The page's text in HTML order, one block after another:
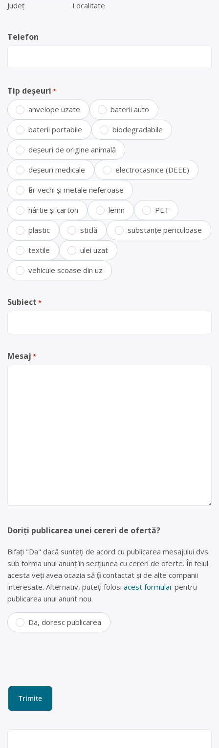
Județ Localitate
Telefon
Tip deșeuri *
anvelope uzate baterii auto
baterii portabile biodegradabile
deșeuri de origine animală
deșeuri medicale electrocasnice (DEEE)
fier vechi și metale neferoase
hârtie și carton lemn PET
plastic sticlă substanțe periculoase
textile ulei uzat
vehicule scoase din uz
Subiect *
Mesaj *
Doriți publicarea unei cereri de ofertă?
Bifați "Da" dacă sunteți de acord cu publicarea mesajului dvs.
sub forma unui anunț în secțiunea cu cereri de oferte. În felul
acesta veți avea ocazia să fiți contactat și de alte companii
interesate. Alternativ, puteți folosi acest formular pentru
publicarea unui anunt nou.
Da, doresc publicarea